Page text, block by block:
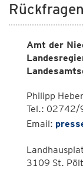
Amt der
Philipp
Tel.:
Email:
3109 St.